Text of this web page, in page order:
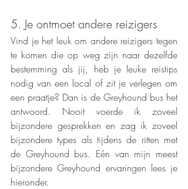
5. Je ontmoet andere reizigers
Vind je het leuk om andere reizigers tegen
te komen die op weg zijn naar dezelfde
bestemming als jij, heb je leuke reistips
nodig van een local of zit je verlegen om
een praatje? Dan is de Greyhound bus het
antwoord. Nooit voerde ik zoveel
bijzondere gesprekken en zag ik zoveel
bijzondere types als tijdens de ritten met
de Greyhound bus. Eén van mijn meest
bijzondere Greyhound ervaringen lees je
hieronder.